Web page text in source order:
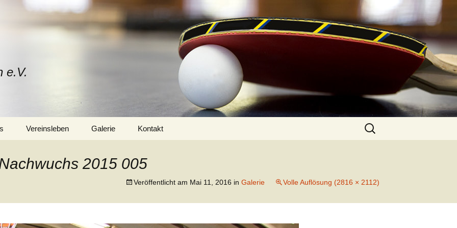
e.V.
Vereinsleben Galerie Kontakt
Suchen
nach:
2015 005
Veröffentlicht am Mai 11, 2016 in Galerie Volle Auflösung (2816 × 2112)